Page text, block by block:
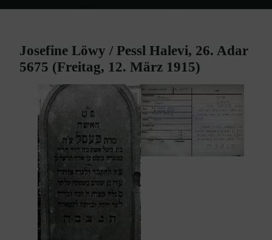
Josefine Löwy / Pessl Halevi, 26. Adar
5675 (Freitag, 12. März 1915)